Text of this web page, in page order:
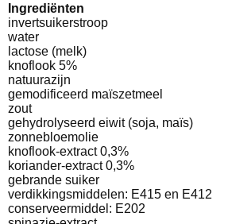
Ingrediënten
invertsuikerstroop
water
lactose (melk)
knoflook 5%
natuurazijn
gemodificeerd maïszetmeel
zout
gehydrolyseerd eiwit (soja, maïs)
zonnebloemolie
knoflook-extract 0,3%
koriander-extract 0,3%
gebrande suiker
verdikkingsmiddelen: E415 en E412
conserveermiddel: E202